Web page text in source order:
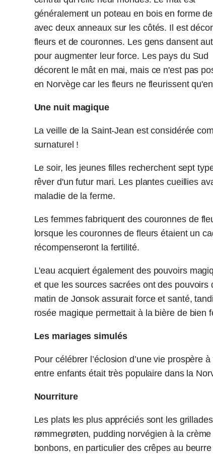
généralement un poteau en bois en forme
avec deux anneaux sur les côtés. Il est
fleurs et de couronnes. Les gens dansent
pour augmenter leur force. Les pays du Sud
décorent le mât en mai, mais ce n'est pas
en Norvège car les fleurs ne fleurissent
Une nuit magique
La veille de la Saint-Jean est considérée
surnaturel !
Le soir, les jeunes filles recherchent sept
rêver d'un futur mari. Les plantes cueillies
maladie de la ferme.
Les femmes fabriquent des couronnes de
lorsque les couronnes de fleurs étaient un
récompenseront la fertilité.
L'eau acquiert également des pouvoirs
et que les sources sacrées ont des
matin de Jonsok assurait force et santé,
rosée magique permettait à la bière de bien
Les mariages simulés
Pour célébrer l’éclosion d’une vie prospère
entre enfants était très populaire dans la
Nourriture
Les plats les plus appréciés sont les
rømmegrøten, pudding norvégien à la
bonbons, en particulier des crêpes au